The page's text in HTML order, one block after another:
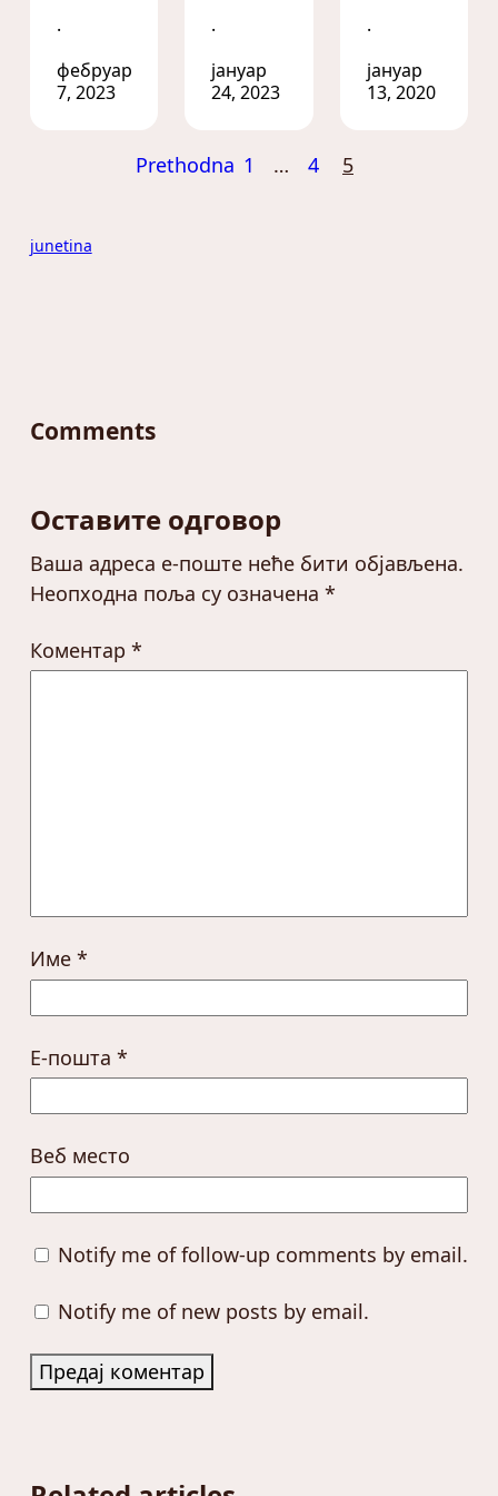
·
фебруар
7, 2023
·
јануар
24, 2023
·
јануар
13, 2020
Prethodna 1 … 4 5
junetina
Comments
Оставите одговор
Ваша адреса е-поште неће бити објављена.
Неопходна поља су означена *
Коментар *
Име *
Е-пошта *
Веб место
Notify me of follow-up comments by email.
Notify me of new posts by email.